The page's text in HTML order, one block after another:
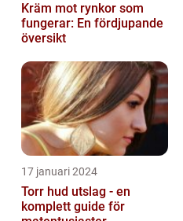
Kräm mot rynkor som
fungerar: En fördjupande
översikt
17 januari 2024
Torr hud utslag - en
komplett guide för